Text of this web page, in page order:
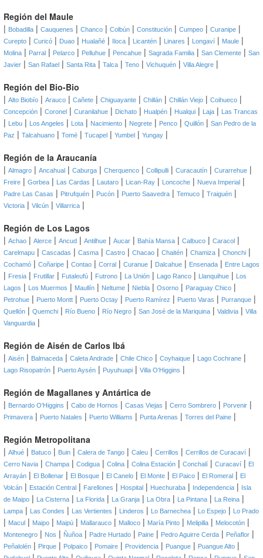
Región del Maule
| Bobadilla | Cauquenes | Chanco | Colbún | Constitución | Cumpeo | Curanipe |
Curepto | Curicó | Duao | Hualañé | Iloca | Licantén | Linares | Longaví | Maule |
Molina | Parral | Pelarco | Pelluhue | Pencahue | Sagrada Familia | San Clemente | San
Javier | San Rafael | Santa Rita | Talca | Teno | Vichuquén | Villa Alegre |
Región del Bio-Bio
| Alto Biobío | Arauco | Cañete | Chiguayante | Chillán | Chillán Viejo | Coihueco |
Concepción | Coronel | Curanilahue | Dichato | Hualpén | Hualqui | Laja | Las Trancas
| Lebu | Los Angeles | Lota | Nacimiento | Negrete | Penco | Quillón | San Pedro de la
Paz | Talcahuano | Tomé | Tucapel | Yumbel | Yungay |
Región de la Araucanía
| Almagro | Ancahual | Caburga | Cherquenco | Collipulli | Curacautín | Curarrehue |
Freire | Gorbea | Las Cardas | Lautaro | Lican-Ray | Loncoche | Nueva Imperial |
Padre Las Casas | Pitrufquén | Pucón | Puerto Saavedra | Temuco | Traiguén |
Victoria | Vilcún | Villarrica |
Región de Los Lagos
| Achao | Alerce | Ancud | Antilhue | Aucar | Bahía Mansa | Calbuco | Caracol |
Carelmapu | Cascadas | Casma | Castro | Chacao | Chaitén | Chamiza | Chonchi |
Cochamó | Coñaripe | Contao | Corral | Curanue | Dalcahue | Ensenada | Entre Lagos
| Fresia | Frutillar | Futaleufú | Futrono | La Unión | Lago Ranco | Llanquihue |
Los
Lagos | Los Muermos | Maullín | Neltume | Niebla | Osorno | Paraguay Chico |
Petrohue | Puerto Montt | Puerto Octay | Puerto Ramírez | Puerto Varas | Purranque |
Quellón | Quemchi | Río Bueno | Río Negro | San José de la Mariquina | Valdivia | Villa
Vanguardia |
Región de Aisén de Carlos Ibá
| Aisén | Balmaceda | Caleta Andrade | Chile Chico | Coyhaique | Lago Cochrane |
Lago Risopatrón | Puerto Aysén | Puyuhuapi | Villa O'Higgins |
Región de Magallanes y Antártica de
| Bernardo O'Higgins | Cabo de Hornos | Casas Viejas | Cerro Sombrero | Porvenir |
Primavera | Puerto Natales | Puerto Williams | Punta Arenas | Torres del Paine |
Región Metropolitana
| Alhué | Batuco | Buin | Calera de Tango | Caleu | Cerrillos | Cerrillos de Curacaví |
Cerro Navia | Champa | Codigua | Colina | Colina Estación | Conchalí | Curacaví | El
Arrayán | El Bollenar | El Bosque | El Canelo | El Monte | El Paico | El Romeral | El
Volcán | Estación Central | Farellones | Hospital | Huechuraba | Independencia |
Isla
de Maipo | La Cisterna | La Florida | La Granja | La Obra | La Pintana | La Reina |
Lampa | Las Condes | Las Vertientes | Linderos | Lo Barnechea | Lo Espejo | Lo Prado
| Macul | Maipo | Maipú | Mallarauco | Malloco | María Pinto | Melipilla | Melocotón |
Montenegro | Nos | Ñuñoa | Padre Hurtado | Paine | Pedro Aguirre Cerda | Peñaflor |
Peñalolén | Pirque | Polpaico | Pomaire | Providencia | Puangue | Puangue Alto |